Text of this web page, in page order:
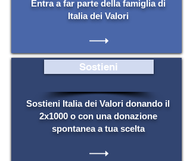
Entra a far parte della famiglia di
Italia dei Valori
Sostieni
Sostieni Italia dei Valori donando il
2x1000 o con una donazione
spontanea a tua scelta